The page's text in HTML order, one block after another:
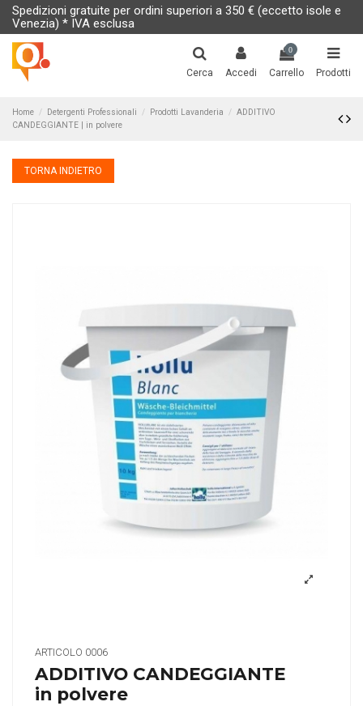
Spedizioni gratuite per ordini superiori a 350 € (eccetto isole e
Venezia) * IVA esclusa
Cerca Accedi
0
Carrello Prodotti
Home Detergenti Professionali Prodotti Lavanderia
ADDITIVO
CANDEGGIANTE | in polvere
TORNA INDIETRO
ARTICOLO 0006
ADDITIVO CANDEGGIANTE
in polvere